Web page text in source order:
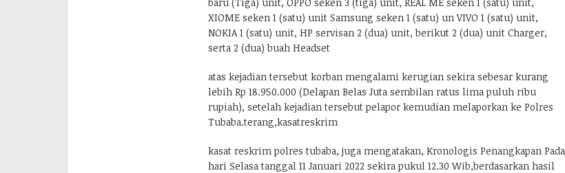
XIOME seken 1 (satu) unit Samsung seken 1 (satu) un VIVO 1 (satu) unit,
NOKIA 1 (satu) unit, HP servisan 2 (dua) unit, berikut 2 (dua) unit Charger,
serta 2 (dua) buah Headset
atas kejadian tersebut korban mengalami kerugian sekira sebesar kurang
lebih Rp 18.950.000 (Delapan Belas Juta sembilan ratus lima puluh ribu
rupiah), setelah kejadian tersebut pelapor kemudian melaporkan ke Polres
Tubaba.terang,kasatreskrim
kasat reskrim polres tubaba, juga mengatakan, Kronologis Penangkapan Pada
hari Selasa tanggal 11 Januari 2022 sekira pukul 12.30 Wib,berdasarkan hasil